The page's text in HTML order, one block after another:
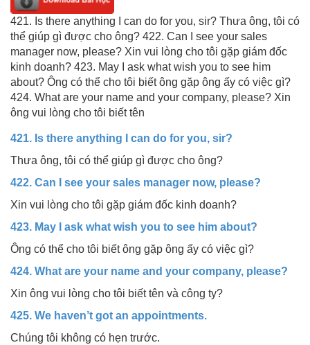
421. Is there anything I can do for you, sir? Thưa ông, tôi có
thể giúp gì được cho ông? 422. Can I see your sales
manager now, please? Xin vui lòng cho tôi gặp giám đốc
kinh doanh? 423. May I ask what wish you to see him
about? Ông có thể cho tôi biết ông gặp ông ấy có việc gì?
424. What are your name and your company, please? Xin
ông vui lòng cho tôi biết tên
421. Is there anything I can do for you, sir?
Thưa ông, tôi có thể giúp gì được cho ông?
422. Can I see your sales manager now, please?
Xin vui lòng cho tôi gặp giám đốc kinh doanh?
423. May I ask what wish you to see him about?
Ông có thể cho tôi biết ông gặp ông ấy có việc gì?
424. What are your name and your company, please?
Xin ông vui lòng cho tôi biết tên và công ty?
425. We haven’t got an appointments.
Chúng tôi không có hẹn trước.